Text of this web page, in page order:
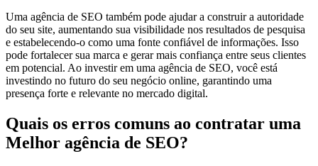
Uma agência de SEO também pode ajudar a construir a autoridade
do seu site, aumentando sua visibilidade nos resultados de pesquisa
e estabelecendo-o como uma fonte confiável de informações. Isso
pode fortalecer sua marca e gerar mais confiança entre seus clientes
em potencial. Ao investir em uma agência de SEO, você está
investindo no futuro do seu negócio online, garantindo uma
presença forte e relevante no mercado digital.
Quais os erros comuns ao contratar uma
Melhor agência de SEO?